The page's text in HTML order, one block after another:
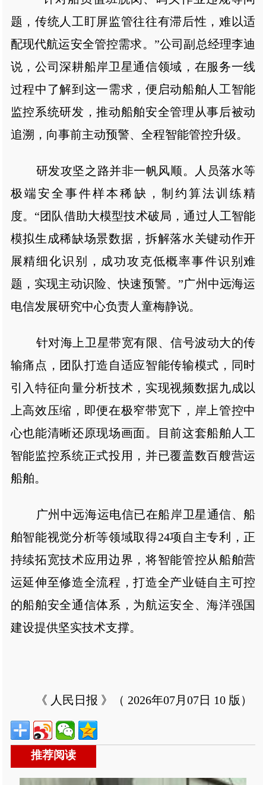
题，传统人工盯屏监管往往有滞后性，难以适
配现代航运安全管控需求。”公司副总经理李迪
说，公司深耕船岸卫星通信领域，在服务一线
过程中了解到这一需求，便启动船舶人工智能
监控系统研发，推动船舶安全管理从事后被动
追溯，向事前主动预警、全程智能管控升级。
研发攻坚之路并非一帆风顺。人员落水等
极端安全事件样本稀缺，制约算法训练精
度。“团队借助大模型技术破局，通过人工智能
模拟生成稀缺场景数据，拆解落水关键动作开
展精细化识别，成功攻克低概率事件识别难
题，实现主动识险、快速预警。”广州中远海运
电信发展研究中心负责人童梅静说。
针对海上卫星带宽有限、信号波动大的传
输痛点，团队打造自适应智能传输模式，同时
引入特征向量分析技术，实现视频数据九成以
上高效压缩，即便在极窄带宽下，岸上管控中
心也能清晰还原现场画面。目前这套船舶人工
智能监控系统正式投用，并已覆盖数百艘营运
船舶。
广州中远海运电信已在船岸卫星通信、船
舶智能视觉分析等领域取得24项自主专利，正
持续拓宽技术应用边界，将智能管控从船舶营
运延伸至修造全流程，打造全产业链自主可控
的船舶安全通信体系，为航运安全、海洋强国
建设提供坚实技术支撑。
《 人民日报 》（ 2026年07月07日 10 版）
推荐阅读